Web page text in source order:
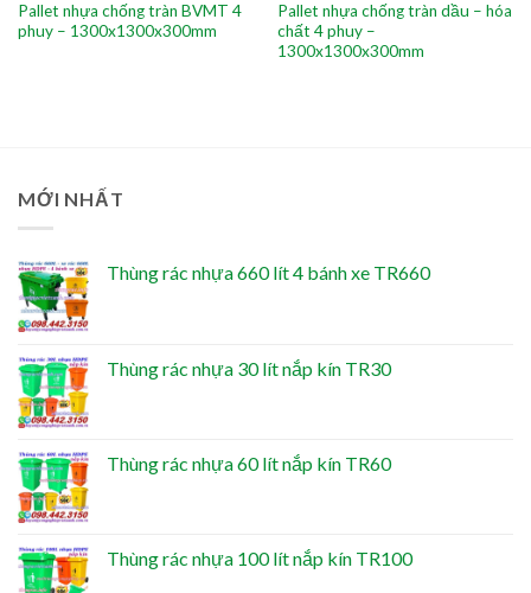
Pallet nhựa chống tràn BVMT 4
phuy – 1300x1300x300mm
Pallet nhựa chống tràn dầu – hóa
chất 4 phuy –
1300x1300x300mm
MỚI NHẤT
Thùng rác nhựa 660 lít 4 bánh xe TR660
Thùng rác nhựa 30 lít nắp kín TR30
Thùng rác nhựa 60 lít nắp kín TR60
Thùng rác nhựa 100 lít nắp kín TR100